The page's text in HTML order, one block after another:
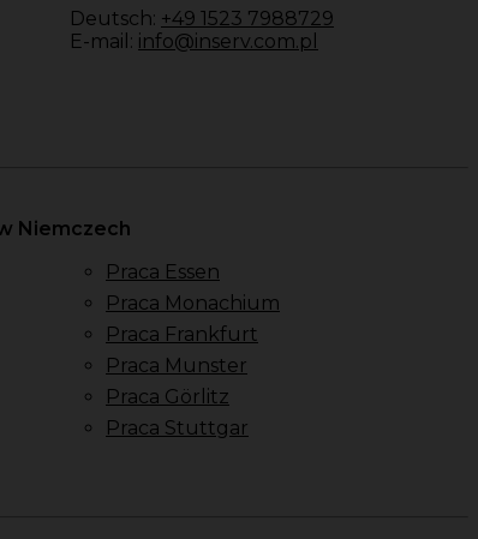
Deutsch: +49 1523 7988729
E-mail: info@inserv.com.pl
Niemczech
Praca Essen
Praca Monachium
Praca Frankfurt
Praca Munster
Praca Görlitz
Praca Stuttgar